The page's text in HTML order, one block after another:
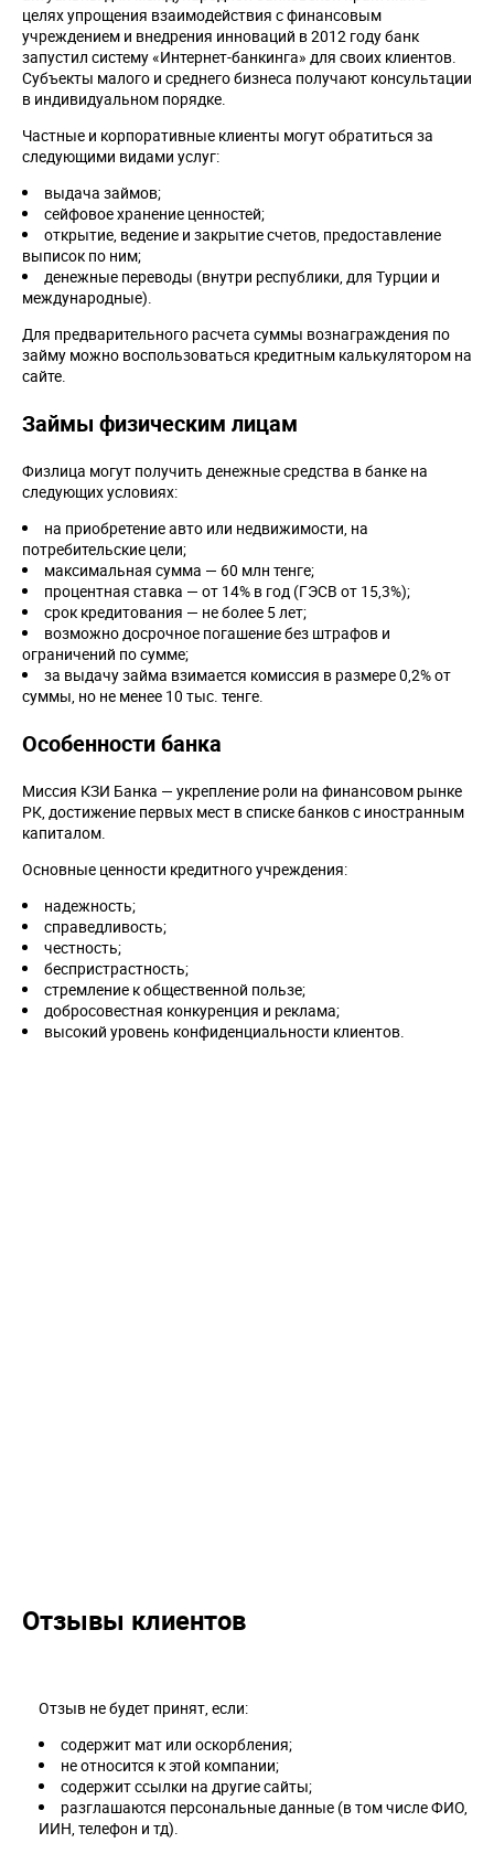
целях упрощения взаимодействия с финансовым
учреждением и внедрения инноваций в 2012 году банк
запустил систему «Интернет-банкинга» для своих клиентов.
Субъекты малого и среднего бизнеса получают консультации
в индивидуальном порядке.
Частные и корпоративные клиенты могут обратиться за
следующими видами услуг:
выдача займов;
сейфовое хранение ценностей;
открытие, ведение и закрытие счетов, предоставление
выписок по ним;
денежные переводы (внутри республики, для Турции и
международные).
Для предварительного расчета суммы вознаграждения по
займу можно воспользоваться кредитным калькулятором на
сайте.
Займы физическим лицам
Физлица могут получить денежные средства в банке на
следующих условиях:
на приобретение авто или недвижимости, на
потребительские цели;
максимальная сумма — 60 млн тенге;
процентная ставка — от 14% в год (ГЭСВ от 15,3%);
срок кредитования — не более 5 лет;
возможно досрочное погашение без штрафов и
ограничений по сумме;
за выдачу займа взимается комиссия в размере 0,2% от
суммы, но не менее 10 тыс. тенге.
Особенности банка
Миссия КЗИ Банка — укрепление роли на финансовом рынке
РК, достижение первых мест в списке банков с иностранным
капиталом.
Основные ценности кредитного учреждения:
надежность;
справедливость;
честность;
беспристрастность;
стремление к общественной пользе;
добросовестная конкуренция и реклама;
высокий уровень конфиденциальности клиентов.
Отзывы клиентов
Отзыв не будет принят, если:
содержит мат или оскорбления;
не относится к этой компании;
содержит ссылки на другие сайты;
разглашаются персональные данные (в том числе ФИО,
ИИН, телефон и тд).